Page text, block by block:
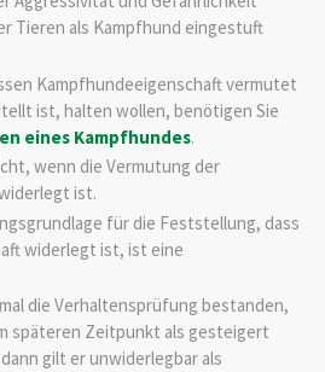
Tieren als Kampfhund eingestuft
Kampfhundeeigenschaft vermutet
ist, halten wollen, benötigen Sie
eines Kampfhundes.
wenn die Vermutung der
ist.
für die Feststellung, dass
widerlegt ist, ist eine
die Verhaltensprüfung bestanden,
späteren Zeitpunkt als gesteigert
gilt er unwiderlegbar als